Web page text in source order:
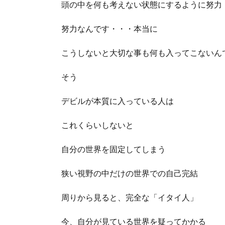
頭の中を何も考えない状態にするように努力
努力なんです・・・本当に
こうしないと大切な事も何も入ってこないん
そう
デビルが本質に入っている人は
これくらいしないと
自分の世界を固定してしまう
狭い視野の中だけの世界での自己完結
周りから見ると、完全な「イタイ人」
今、自分が見ている世界を疑ってかかる